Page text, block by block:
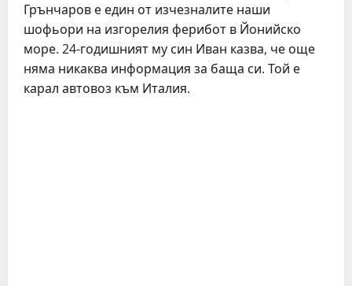
Грънчаров е един от изчезналите наши
шофьори на изгорелия ферибот в Йонийско
море. 24-годишният му син Иван казва, че още
няма никаква информация за баща си. Той е
карал автовоз към Италия.